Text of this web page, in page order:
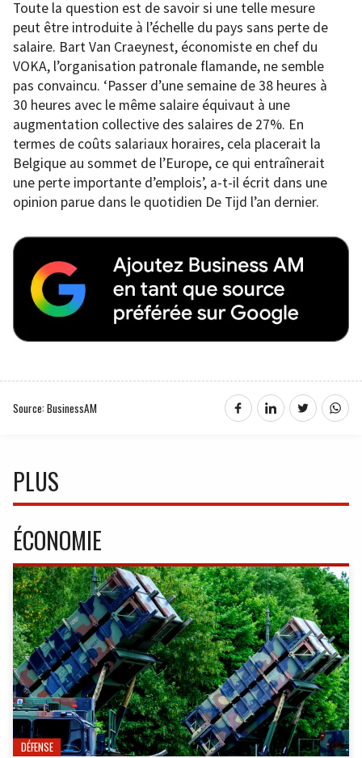
Toute la question est de savoir si une telle mesure
peut être introduite à l’échelle du pays sans perte de
salaire. Bart Van Craeynest, économiste en chef du
VOKA, l’organisation patronale flamande, ne semble
pas convaincu. ‘Passer d’une semaine de 38 heures à
30 heures avec le même salaire équivaut à une
augmentation collective des salaires de 27%. En
termes de coûts salariaux horaires, cela placerait la
Belgique au sommet de l’Europe, ce qui entraînerait
une perte importante d’emplois’, a-t-il écrit dans une
opinion parue dans le quotidien De Tijd l’an dernier.
Source: BusinessAM
PLUS
ÉCONOMIE
DÉFENSE